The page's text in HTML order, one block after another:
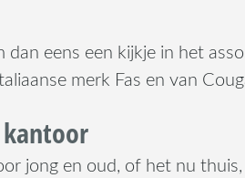
dan eens een kijkje in het
merk Fas en van
jong en oud, of het nu